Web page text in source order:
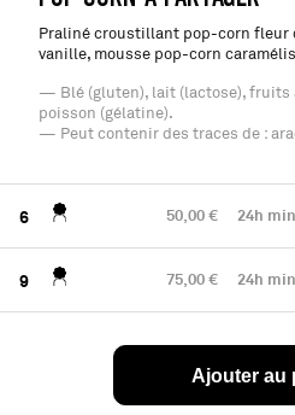
Praliné croustillant pop-corn fleur
vanille, mousse pop-corn
— Blé (gluten), lait (lactose), fruits
poisson (gélatine).
— Peut contenir des traces de :
6 50,00 € 24h
9 75,00 € 24h
Ajouter au